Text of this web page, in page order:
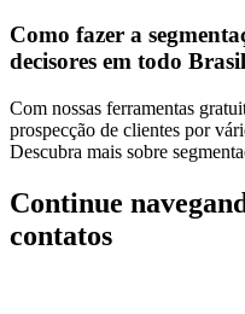
Como fazer a
decisores em todo
Com nossas ferramentas
prospecção de clientes por
Descubra mais sobre
Continue
contatos